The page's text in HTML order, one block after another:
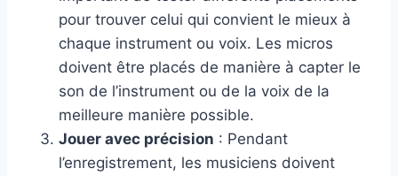
pour trouver celui qui convient le mieux à
chaque instrument ou voix. Les micros
doivent être placés de manière à capter le
son de l’instrument ou de la voix de la
meilleure manière possible.
Jouer avec précision : Pendant
l’enregistrement, les musiciens doivent